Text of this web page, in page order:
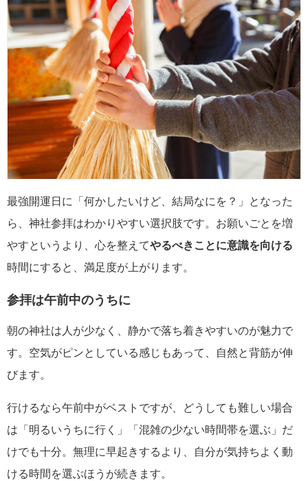
最強開運日に「何かしたいけど、結局なにを？」となった
ら、神社参拝はわかりやすい選択肢です。お願いごとを増
やすというより、心を整えてやるべきことに意識を向ける
時間にすると、満足度が上がります。
参拝は午前中のうちに
朝の神社は人が少なく、静かで落ち着きやすいのが魅力で
す。空気がピンとしている感じもあって、自然と背筋が伸
びます。
行けるなら午前中がベストですが、どうしても難しい場合
は「明るいうちに行く」「混雑の少ない時間帯を選ぶ」だ
けでも十分。無理に早起きするより、自分が気持ちよく動
ける時間を選ぶほうが続きます。